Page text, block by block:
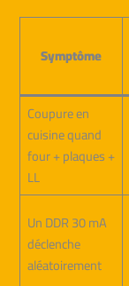
Symptôme
Coupure en
cuisine quand
four + plaques +
LL
Un DDR 30 mA
déclenche
aléatoirement